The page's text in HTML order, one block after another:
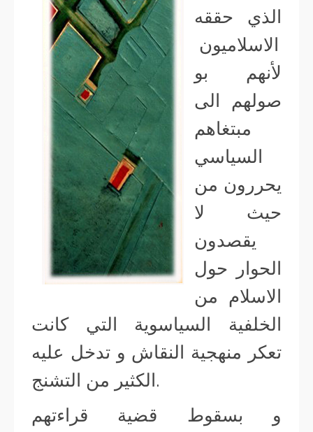
الذي حققه
الاسلاميون
لأنهم بو
صولهم الى
مبتغاهم
السياسي
يحررون من
حيث لا
يقصدون
الحوار حول
الاسلام من
الخلفية السياسوية التي كانت
تعكر منهجية النقاش و تدخل عليه
الكثير من التشنج.
و بسقوط قضية قراءتهم